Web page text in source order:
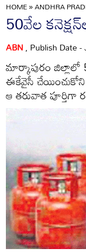
HOME»ANDHRA
50వేల
ABN, Publish Date
మార్కాపురం జిల్లాలో
ఈకేవైసీ చేయించుకోని
ఆ తరువాత